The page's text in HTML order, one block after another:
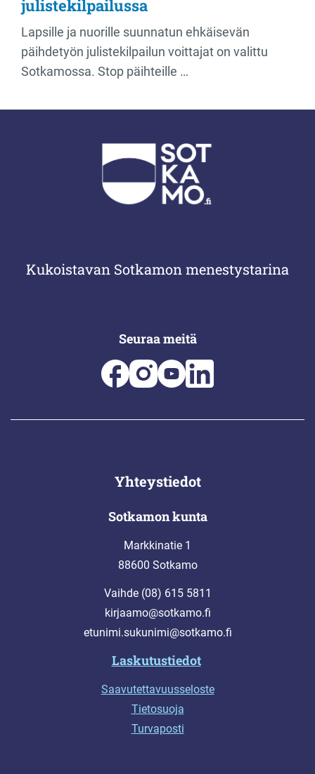
julistekilpailussa
Lapsille ja nuorille suunnatun ehkäisevän
päihdetyön julistekilpailun voittajat on valittu
Sotkamossa. Stop päihteille …
Kukoistavan Sotkamon menestystarina
Seuraa meitä
Yhteystiedot
Sotkamon kunta
Markkinatie 1
88600 Sotkamo
Vaihde (08) 615 5811
kirjaamo@sotkamo.fi
etunimi.sukunimi@sotkamo.fi
Laskutustiedot
Saavutettavuusseloste
Tietosuoja
Turvaposti